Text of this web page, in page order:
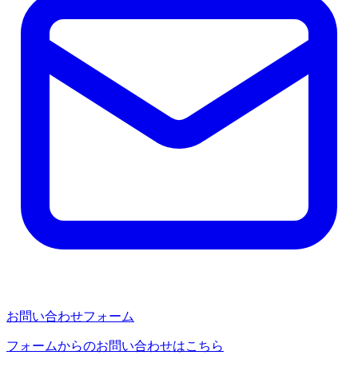
お問い合わせフォーム
フォームからのお問い合わせはこちら